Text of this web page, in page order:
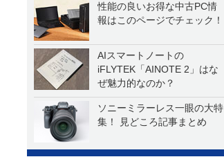
性能の良いお得な中古PC情
報はこのページでチェック！
AIスマートノートの
iFLYTEK「AINOTE 2」はな
ぜ魅力的なのか？
ソニーミラーレス一眼の大特
集！ 見どころ記事まとめ